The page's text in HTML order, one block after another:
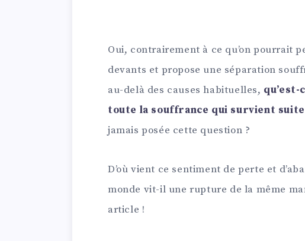
Oui, contrairement à ce qu’on pourrait
devants et propose une séparation
au-delà des causes habituelles,
toute la souffrance qui survient
jamais posée cette question ?
D’où vient ce sentiment de perte et
monde vit-il une rupture de la même
article !